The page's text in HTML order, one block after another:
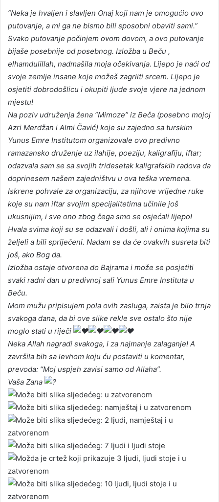
“Neka je hvaljen i slavljen Onaj koji nam je omogućio ovo
putovanje, a mi ga ne bismo bili sposobni obaviti sami.”
Svako putovanje počinjem ovom dovom, a ovo putovanje
bijaše posebnije od posebnog. Izložba u Beču ,
elhamdulillah, nadmašila moja očekivanja. Lijepo je naći od
svoje zemlje insane koje možeš zagrliti srcem. Lijepo je
osjetiti dobrodošlicu i okupiti ljude svoje vjere na jednom
mjestu!
Na poziv udruženja žena “Mimoze” iz Beča (posebno mojoj
Azri Merdžan i Almi Čavić) koje su zajedno sa turskim
Yunus Emre Institutom organizovale ovo predivno
ramazansko druženje uz ilahije, poeziju, kaligrafiju, iftar;
odazvala sam se sa svojih tridesetak kaligrafskih radova da
doprinesem našem zajedništvu u ova teška vremena.
Iskrene pohvale za organizaciju, za njihove vrijedne ruke
koje su nam iftar svojim specijalitetima učinile još
ukusnijim, i sve ono zbog čega smo se osjećali lijepo!
Hvala svima koji su se odazvali i došli, ali i onima kojima su
željeli a bili spriječeni. Nadam se da će ovakvih susreta biti
još, ako Bog da.
Izložba ostaje otvorena do Bajrama i može se posjetiti
svaki radni dan u predivnoj sali Yunus Emre Instituta u
Beču.
Mom mužu pripisujem pola ovih zasluga, zaista je bilo trnja
svakoga dana, da bi ove slike rekle sve ostalo što nije
moglo stati u riječi
Neka Allah nagradi svakoga, i za najmanje zalaganje! A
završila bih sa levhom koju ću postaviti u komentar,
prevoda: “Moj uspjeh zavisi samo od Allaha”.
Vaša Zana